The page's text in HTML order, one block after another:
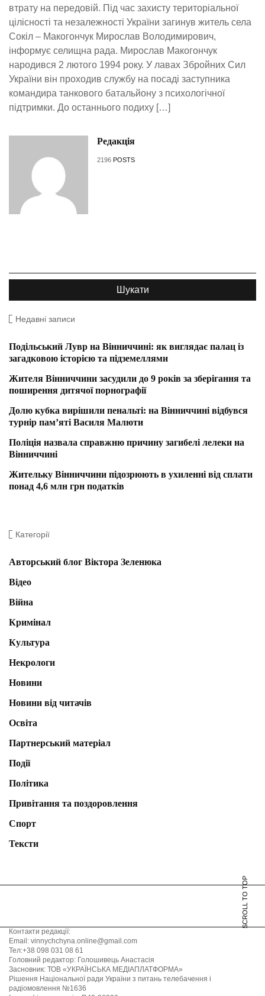
втрату на передовій. Під час захисту територіальної
цілісності та незалежності України загинув житель села
Сокіл – Макогончук Мирослав Володимирович,
інформує селищна рада. Мирослав Макогончук
народився 2 лютого 1994 року. У лавах Збройних Сил
України він проходив службу на посаді заступника
командира танкового батальйону з психологічної
підтримки. До останнього подиху […]
Редакція
2196 POSTS
Недавні записи
Подільський Лувр на Вінниччині: як виглядає палац із
загадковою історією та підземеллями
Жителя Вінниччини засудили до 9 років за зберігання та
поширення дитячої порнографії
Долю кубка вирішили пенальті: на Вінниччині відбувся
турнір пам’яті Василя Малюти
Поліція назвала справжню причину загибелі лелеки на
Вінниччині
Жительку Вінниччини підозрюють в ухиленні від сплати
понад 4,6 млн грн податків
Категорії
Авторський блог Віктора Зеленюка
Відео
Війна
Кримінал
Культура
Некрологи
Новини
Новини від читачів
Освіта
Партнерський матеріал
Події
Політика
Привітання та поздоровлення
Спорт
Тексти
SCROLL TO TOP
Контакти редакції:
Email: vinnychchyna.online@gmail.com
Тел:+38 098 031 08 61
Головний редактор: Голошивець Анастасія
Засновник: ТОВ «УКРАЇНСЬКА МЕДІАПЛАТФОРМА»
Рішення Національної ради України з питань телебачення і
радіомовлення №1636